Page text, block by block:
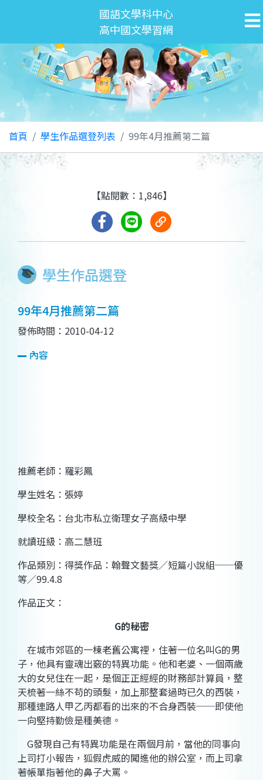
國語文學科中心
高中國文學習網
首頁 學生作品選登列表 99年4月推薦第二篇
學生作品選登
【點閱數：1,846】
99年4月推薦第二篇
發佈時間：2010-04-12
內容
推薦老師：羅彩鳳
學生姓名：張婷
學校全名：台北市私立衛理女子高級中學
就讀班級：高二慧班
作品類別：得獎作品：翰聲文藝獎／短篇小說組──優
等／99.4.8
作品正文：
G的秘密
在城市郊區的一棟老舊公寓裡，住著一位名叫G的男
子，他具有靈魂出竅的特異功能。他和老婆、一個兩歲
大的女兒住在一起，是個正正經經的財務部計算員，整
天梳著一絲不苟的頭髮，加上那整套過時已久的西裝，
那種連路人甲乙丙都看的出來的不合身西裝──即使他
一向堅持勤儉是種美德。
G發現自己有特異功能是在兩個月前，當他的同事向
上司打小報告，狐假虎威的闖進他的辦公室，而上司拿
著帳單指著他的鼻子大罵。